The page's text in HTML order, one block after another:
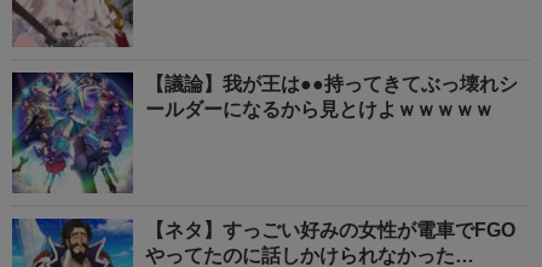
【議論】我が王は●●持ってきてぶっ壊れシ
ールダーになるから見とけよｗｗｗｗｗ
【ネタ】すっごい好みの女性が電車でFGO
やってたのに話しかけられなかった…